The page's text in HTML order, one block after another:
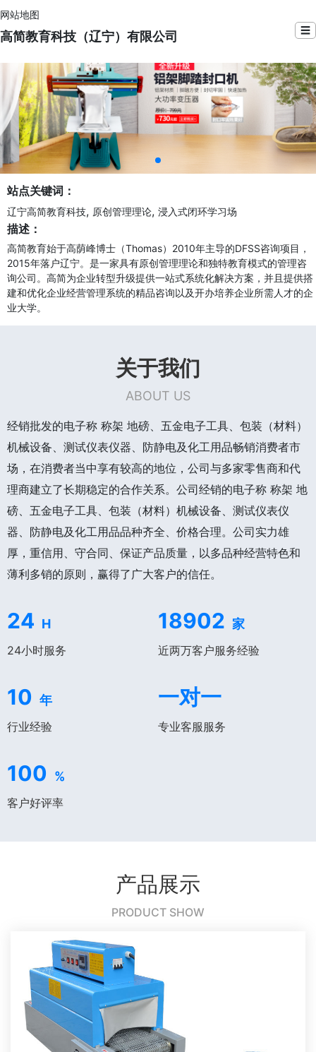
网站地图
高简教育科技（辽宁）有限公司 ☰
站点关键词：
辽宁高简教育科技, 原创管理理论, 浸入式闭环学习场
描述：
高简教育始于高荫峰博士（Thomas）2010年主导的DFSS咨询项目，
2015年落户辽宁。是一家具有原创管理理论和独特教育模式的管理咨
询公司。高简为企业转型升级提供一站式系统化解决方案，并且提供搭
建和优化企业经营管理系统的精品咨询以及开办培养企业所需人才的企
业大学。
关于我们
ABOUT US
经销批发的电子称 称架 地磅、五金电子工具、包装（材料）
机械设备、测试仪表仪器、防静电及化工用品畅销消费者市
场，在消费者当中享有较高的地位，公司与多家零售商和代
理商建立了长期稳定的合作关系。公司经销的电子称 称架 地
磅、五金电子工具、包装（材料）机械设备、测试仪表仪
器、防静电及化工用品品种齐全、价格合理。公司实力雄
厚，重信用、守合同、保证产品质量，以多品种经营特色和
薄利多销的原则，赢得了广大客户的信任。
24 H
24小时服务
18902 家
近两万客户服务经验
10 年
行业经验
一对一
专业客服服务
100 %
客户好评率
产品展示
PRODUCT SHOW